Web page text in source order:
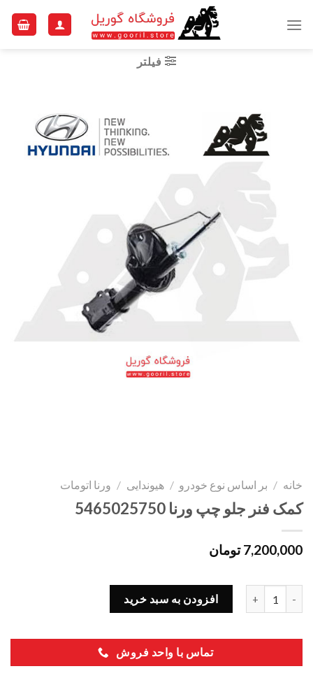
فیلتر
خانه / بر اساس نوع خودرو / هیوندایی / ورنا اتومات
کمک فنر جلو چپ ورنا 5465025750
7,200,000 تومان
کمک فنر جلو چپ ورنا 5465025750 عددافزودن به سبد خرید
تماس با واحد فروش